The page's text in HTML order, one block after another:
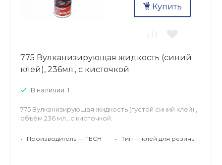
Купить
775 Вулканизирующая жидкость (синий
клей), 236мл., с кисточкой
В наличии: 1
775 Вулканизирующая жидкость (густой синий клей) ,
объём 236 мл., с кисточкой.
• Производитель — TECH • Тип — клей для резины